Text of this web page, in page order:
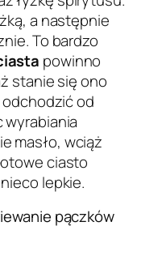
a następnie
To bardzo
powinno
stanie się ono
od
wyrabiania
masło, wciąż
ciasto
lepkie.
pączków